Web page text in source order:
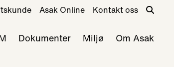
Asak Online Kontakt oss
Dokumenter Miljø Om Asak